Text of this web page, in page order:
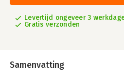
Levertijd ongeveer 3
Gratis verzonden
Samenvatting